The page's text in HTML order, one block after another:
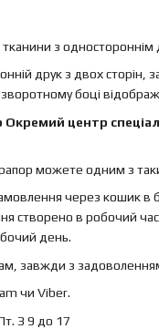
з одностороннім
друк з двох сторін,
боці
центр
можете одним з
через кошик в
створено в робочий
день.
завжди з задоволенням
чи Viber.
З 9 до 17